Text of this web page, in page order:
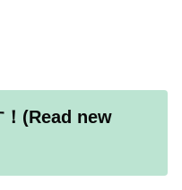
！(Read new